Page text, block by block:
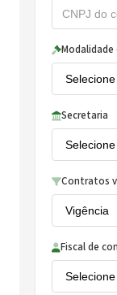
Secretaria
Contratos
Fiscal de